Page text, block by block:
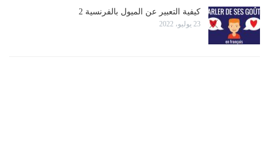
كيفية التعبير عن الميول بالفرنسية 2
23 يوليو، 2022